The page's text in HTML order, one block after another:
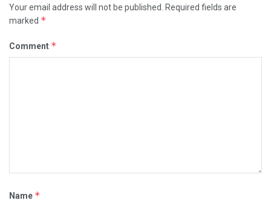
Your email address will not be published.
Required fields are
marked *
Comment *
Name *